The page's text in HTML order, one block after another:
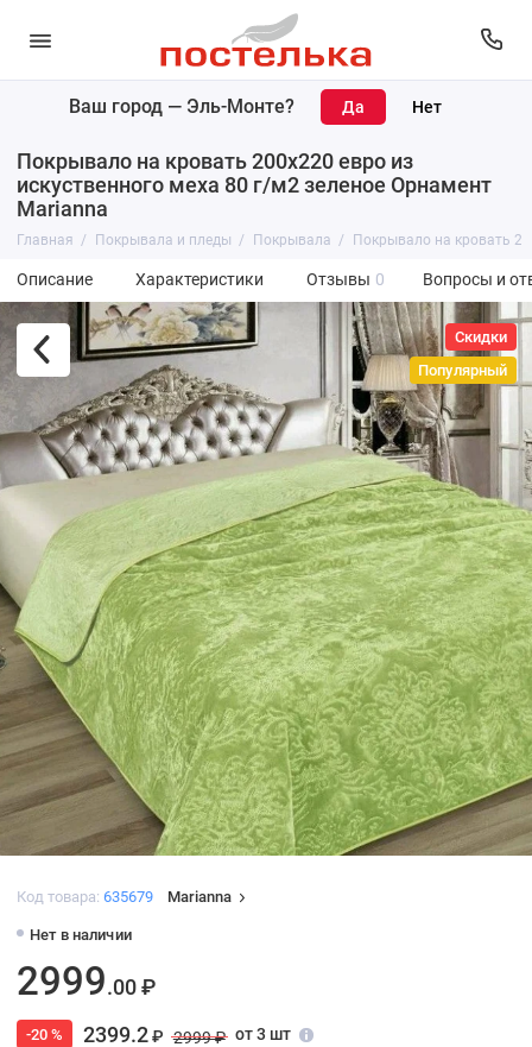
Ваш город — Эль-Монте?
Покрывало на кровать 200х220 евро из
искуственного меха 80 г/м2 зеленое Орнамент
Marianna
Главная Покрывала и пледы Покрывала Покрывало на кровать
Описание Характеристики Отзывы 0 Вопросы и
Скидки
Популярный
Код товара: 635679 Marianna
Нет в наличии
2999.00 ₽
-20 % 2399.2₽ 2999 ₽ от 3 шт